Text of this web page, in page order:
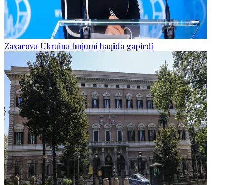
Zaxarova Ukraina hujumi haqida gapirdi